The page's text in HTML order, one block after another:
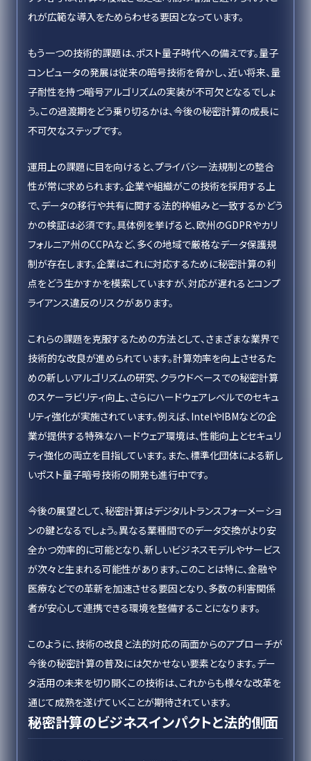
れが広範な導入をためらわせる要因となっています。
もう一つの技術的課題は、ポスト量子時代への備えです。量子
コンピュータの発展は従来の暗号技術を脅かし、近い将来、量
子耐性を持つ暗号アルゴリズムの実装が不可欠となるでしょ
う。この過渡期をどう乗り切るかは、今後の秘密計算の成長に
不可欠なステップです。
運用上の課題に目を向けると、プライバシー法規制との整合
性が常に求められます。企業や組織がこの技術を採用する上
で、データの移行や共有に関する法的枠組みと一致するかどう
かの検証は必須です。具体例を挙げると、欧州のGDPRやカリ
フォルニア州のCCPAなど、多くの地域で厳格なデータ保護規
制が存在します。企業はこれに対応するために秘密計算の利
点をどう生かすかを模索していますが、対応が遅れるとコンプ
ライアンス違反のリスクがあります。
これらの課題を克服するための方法として、さまざまな業界で
技術的な改良が進められています。計算効率を向上させるた
めの新しいアルゴリズムの研究、クラウドベースでの秘密計算
のスケーラビリティ向上、さらにハードウェアレベルでのセキュ
リティ強化が実施されています。例えば、IntelやIBMなどの企
業が提供する特殊なハードウェア環境は、性能向上とセキュリ
ティ強化の両立を目指しています。また、標準化団体による新し
いポスト量子暗号技術の開発も進行中です。
今後の展望として、秘密計算はデジタルトランスフォーメーショ
ンの鍵となるでしょう。異なる業種間でのデータ交換がより安
全かつ効率的に可能となり、新しいビジネスモデルやサービス
が次々と生まれる可能性があります。このことは特に、金融や
医療などでの革新を加速させる要因となり、多数の利害関係
者が安心して連携できる環境を整備することになります。
このように、技術の改良と法的対応の両面からのアプローチが
今後の秘密計算の普及には欠かせない要素となります。デー
タ活用の未来を切り開くこの技術は、これからも様々な改革を
通じて成熟を遂げていくことが期待されています。
秘密計算のビジネスインパクトと法的側面